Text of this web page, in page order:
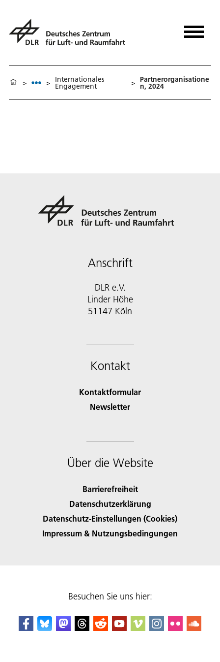
> > Internationales
Engagement > Partnerorganisatione
n, 2024
Anschrift
DLR e.V.
Linder Höhe
51147 Köln
Kontakt
Kontaktformular
Newsletter
Über die Website
Barrierefreiheit
Datenschutzerklärung
Datenschutz-Einstellungen (Cookies)
Impressum & Nutzungsbedingungen
Besuchen Sie uns hier: